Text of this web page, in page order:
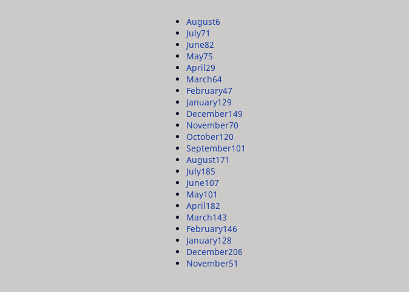
August6
July71
June82
May75
April29
March64
February47
January129
December149
November70
October120
September101
August171
July185
June107
May101
April182
March143
February146
January128
December206
November51